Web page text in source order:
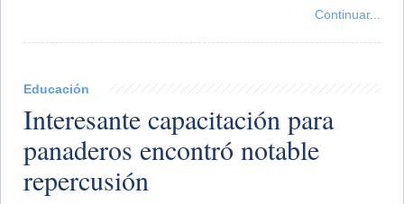
Continuar...
Educación
Interesante capacitación para
panaderos encontró notable
repercusión